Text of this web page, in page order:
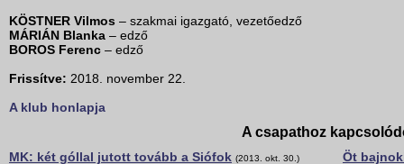
KÖSTNER Vilmos – szakmai igazgató, vezetőedző
MÁRIÁN Blanka – edző
BOROS Ferenc – edző
Frissítve: 2018. november 22.
A klub honlapja
A csapathoz
MK: két góllal jutott tovább a Siófok (2013. okt. 30.)
Öt